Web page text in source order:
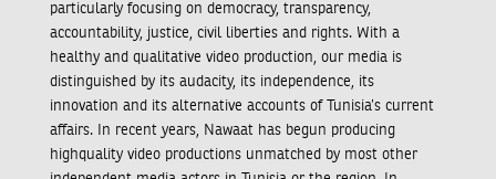
particularly focusing on democracy, transparency,
accountability, justice, civil liberties and rights. With a
healthy and qualitative video production, our media is
distinguished by its audacity, its independence, its
innovation and its alternative accounts of Tunisia’s current
affairs. In recent years, Nawaat has begun producing
highquality video productions unmatched by most other